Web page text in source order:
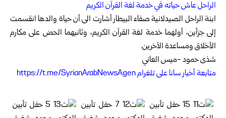
الراحل عاش حياته في خدمة لغة القرآن الكريم
ابنة الراحل الصيدلانية صفاء البيطار أشارت الى أن حياة والدها انقسمت
إلى جزأين، أولهما خدمة لغة القرآن الكريم، وثانيهما الحض على مكارم
الأخلاق ومساعدة الآخرين.
شذى حمود -ميس العاني
متابعة أخبار سانا على تلغرام https://t.me/SyrianArabNewsAgen